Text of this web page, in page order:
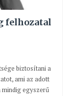
felhozatal
biztosítani a
ami az adott
mindig egyszerű